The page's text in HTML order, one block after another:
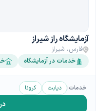
آزمایشگاه راز شیراز
فارس، شیراز
خدمات در آزمایشگاه
خدمات: دیابت کرونا